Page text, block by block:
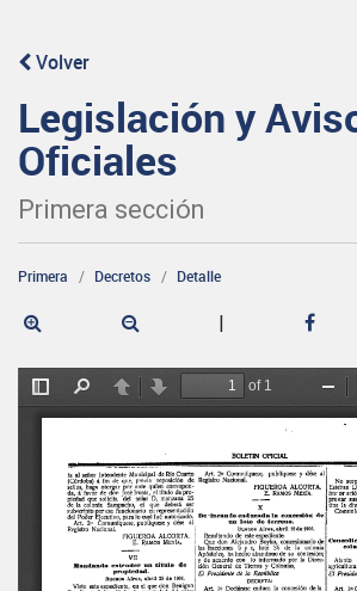
Volver
Legislación y
Oficiales
Primera sección
Primera Decretos Detalle
|